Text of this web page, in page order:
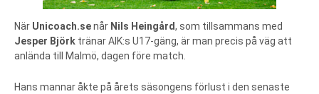
När Unicoach.senår Nils Heingård, som tillsammans med
Jesper Björk tränar AIK:s U17-gäng, är man precis på väg att
anlända till Malmö, dagen före match.
Hans mannar åkte på årets säsongens förlust i den senaste